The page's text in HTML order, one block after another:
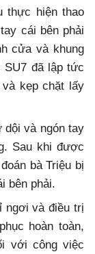
thực hiện thao
cái bên phải
cửa và khung
đã lập tức
kẹp chặt lấy
dội và ngón tay
Sau khi được
bà Triệu bị
bên phải.
ngơi và điều trị
hoàn toàn,
với công việc